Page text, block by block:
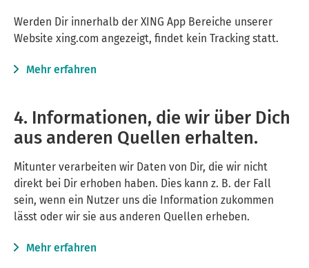
Werden Dir innerhalb der XING App Bereiche unserer
Website xing.com angezeigt, findet kein Tracking statt.
Mehr erfahren
4. Informationen, die wir über Dich
aus anderen Quellen erhalten.
Mitunter verarbeiten wir Daten von Dir, die wir nicht
direkt bei Dir erhoben haben. Dies kann z. B. der Fall
sein, wenn ein Nutzer uns die Information zukommen
lässt oder wir sie aus anderen Quellen erheben.
Mehr erfahren